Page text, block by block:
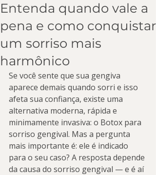
Entenda quando vale a
pena e como conquistar
um sorriso mais
harmônico
Se você sente que sua gengiva
aparece demais quando sorri e isso
afeta sua confiança, existe uma
alternativa moderna, rápida e
minimamente invasiva: o Botox para
sorriso gengival. Mas a pergunta
mais importante é: ele é indicado
para o seu caso? A resposta depende
da causa do sorriso gengival — e é aí